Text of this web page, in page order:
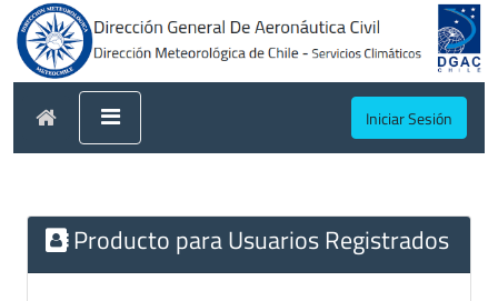
Iniciar Sesión
Producto para Usuarios Registrados